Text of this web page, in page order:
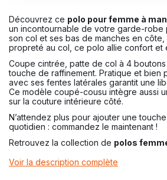
Découvrez ce polo pour femme à
un incontournable de votre garde-robe
son col et ses bas de manches en
propreté au col, ce polo allie confort et
Coupe cintrée, patte de col à 4
touche de raffinement. Pratique et bien
avec ses fentes latérales garantit une
Ce modèle coupé-cousu intègre aussi
sur la couture intérieure côté.
N’attendez plus pour ajouter une
quotidien : commandez le maintenant !
Retrouvez la collection de polos
Voir la description complète